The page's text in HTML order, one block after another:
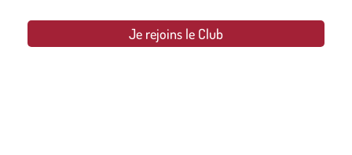
Je rejoins le Club